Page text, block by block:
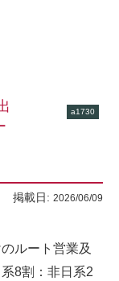
a1730
掲載日: 2026/06/09
ルート営業及
8割：非日系2